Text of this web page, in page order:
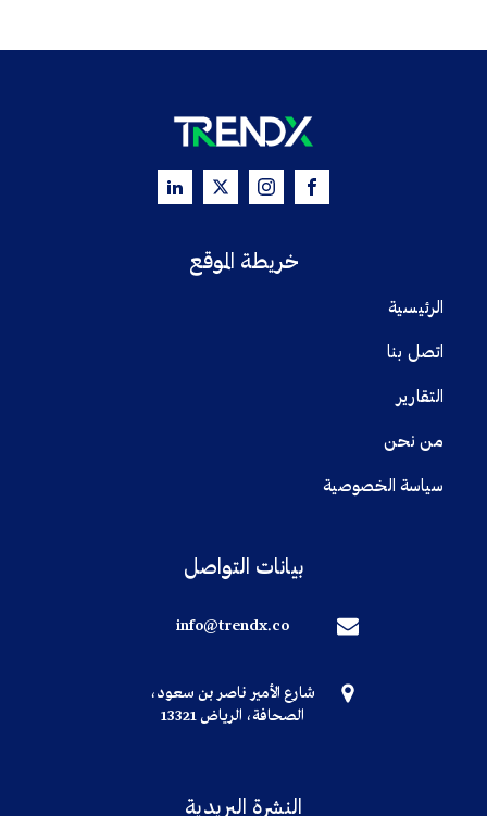
خريطة الموقع
الرئيسية
اتصل بنا
التقارير
من نحن
سياسة الخصوصية
بيانات التواصل
info@trendx.co
شارع الأمير ناصر بن سعود،
الصحافة، الرياض 13321
النشرة البريدية